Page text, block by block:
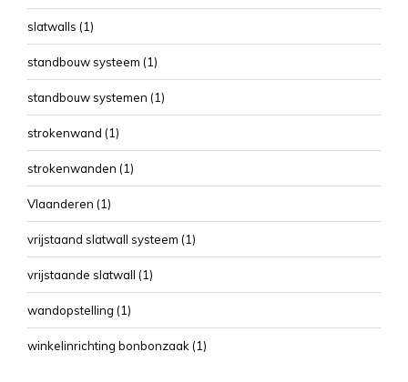
slatwalls (1)
standbouw systeem (1)
standbouw systemen (1)
strokenwand (1)
strokenwanden (1)
Vlaanderen (1)
vrijstaand slatwall systeem (1)
vrijstaande slatwall (1)
wandopstelling (1)
winkelinrichting bonbonzaak (1)